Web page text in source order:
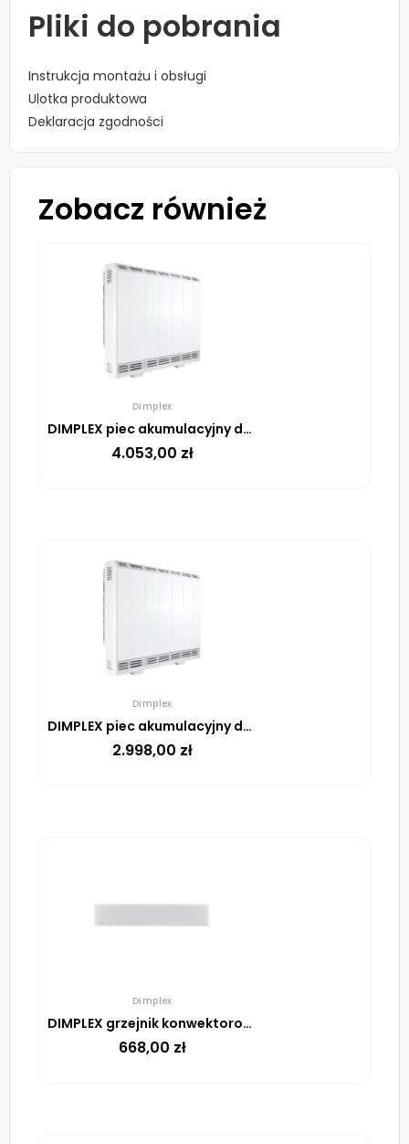
Pliki do pobrania
Instrukcja montażu i obsługi
Ulotka produktowa
Deklaracja zgodności
Zobacz również
Dimplex
DIMPLEX piec akumulacyjny dynamiczny XLE125 2760W
4.053,00 zł
Dimplex
DIMPLEX piec akumulacyjny dynamiczny XLE050 1020W
2.998,00 zł
Dimplex
DIMPLEX grzejnik konwektorowy DTD2T 10 1000W
668,00 zł